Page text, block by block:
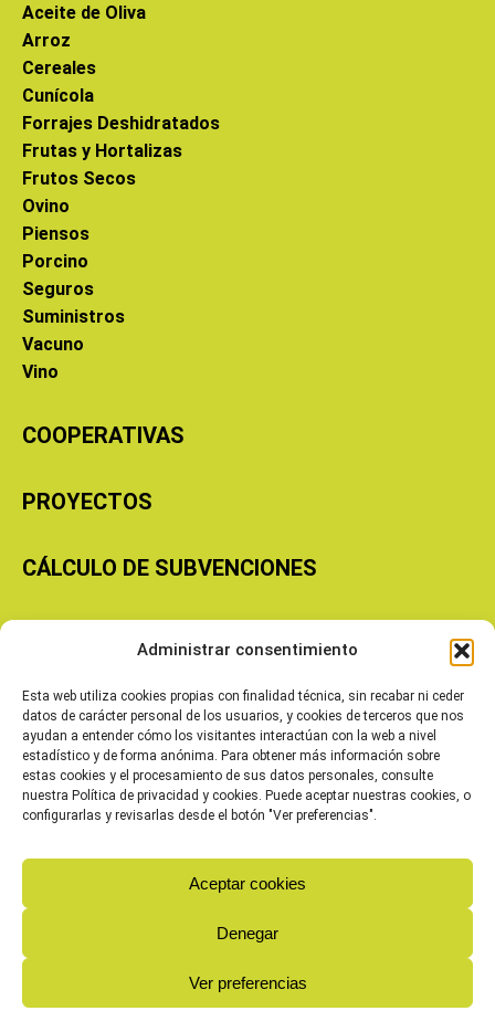
Administrar consentimiento
Esta web utiliza cookies propias con finalidad técnica, sin recabar ni ceder
datos de carácter personal de los usuarios, y cookies de terceros que nos
ayudan a entender cómo los visitantes interactúan con la web a nivel
estadístico y de forma anónima. Para obtener más información sobre
estas cookies y el procesamiento de sus datos personales, consulte
nuestra Política de privacidad y cookies. Puede aceptar nuestras cookies, o
configurarlas y revisarlas desde el botón "Ver preferencias".
Aceptar cookies
Denegar
Ver preferencias
Aceite de Oliva
Arroz
Cereales
Cunícola
Forrajes Deshidratados
Frutas y Hortalizas
Frutos Secos
Ovino
Piensos
Porcino
Seguros
Suministros
Vacuno
Vino
COOPERATIVAS
PROYECTOS
CÁLCULO DE SUBVENCIONES